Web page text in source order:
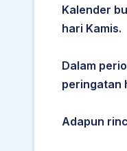
Kalender
hari Kamis.
Dalam
peringatan
Adapun